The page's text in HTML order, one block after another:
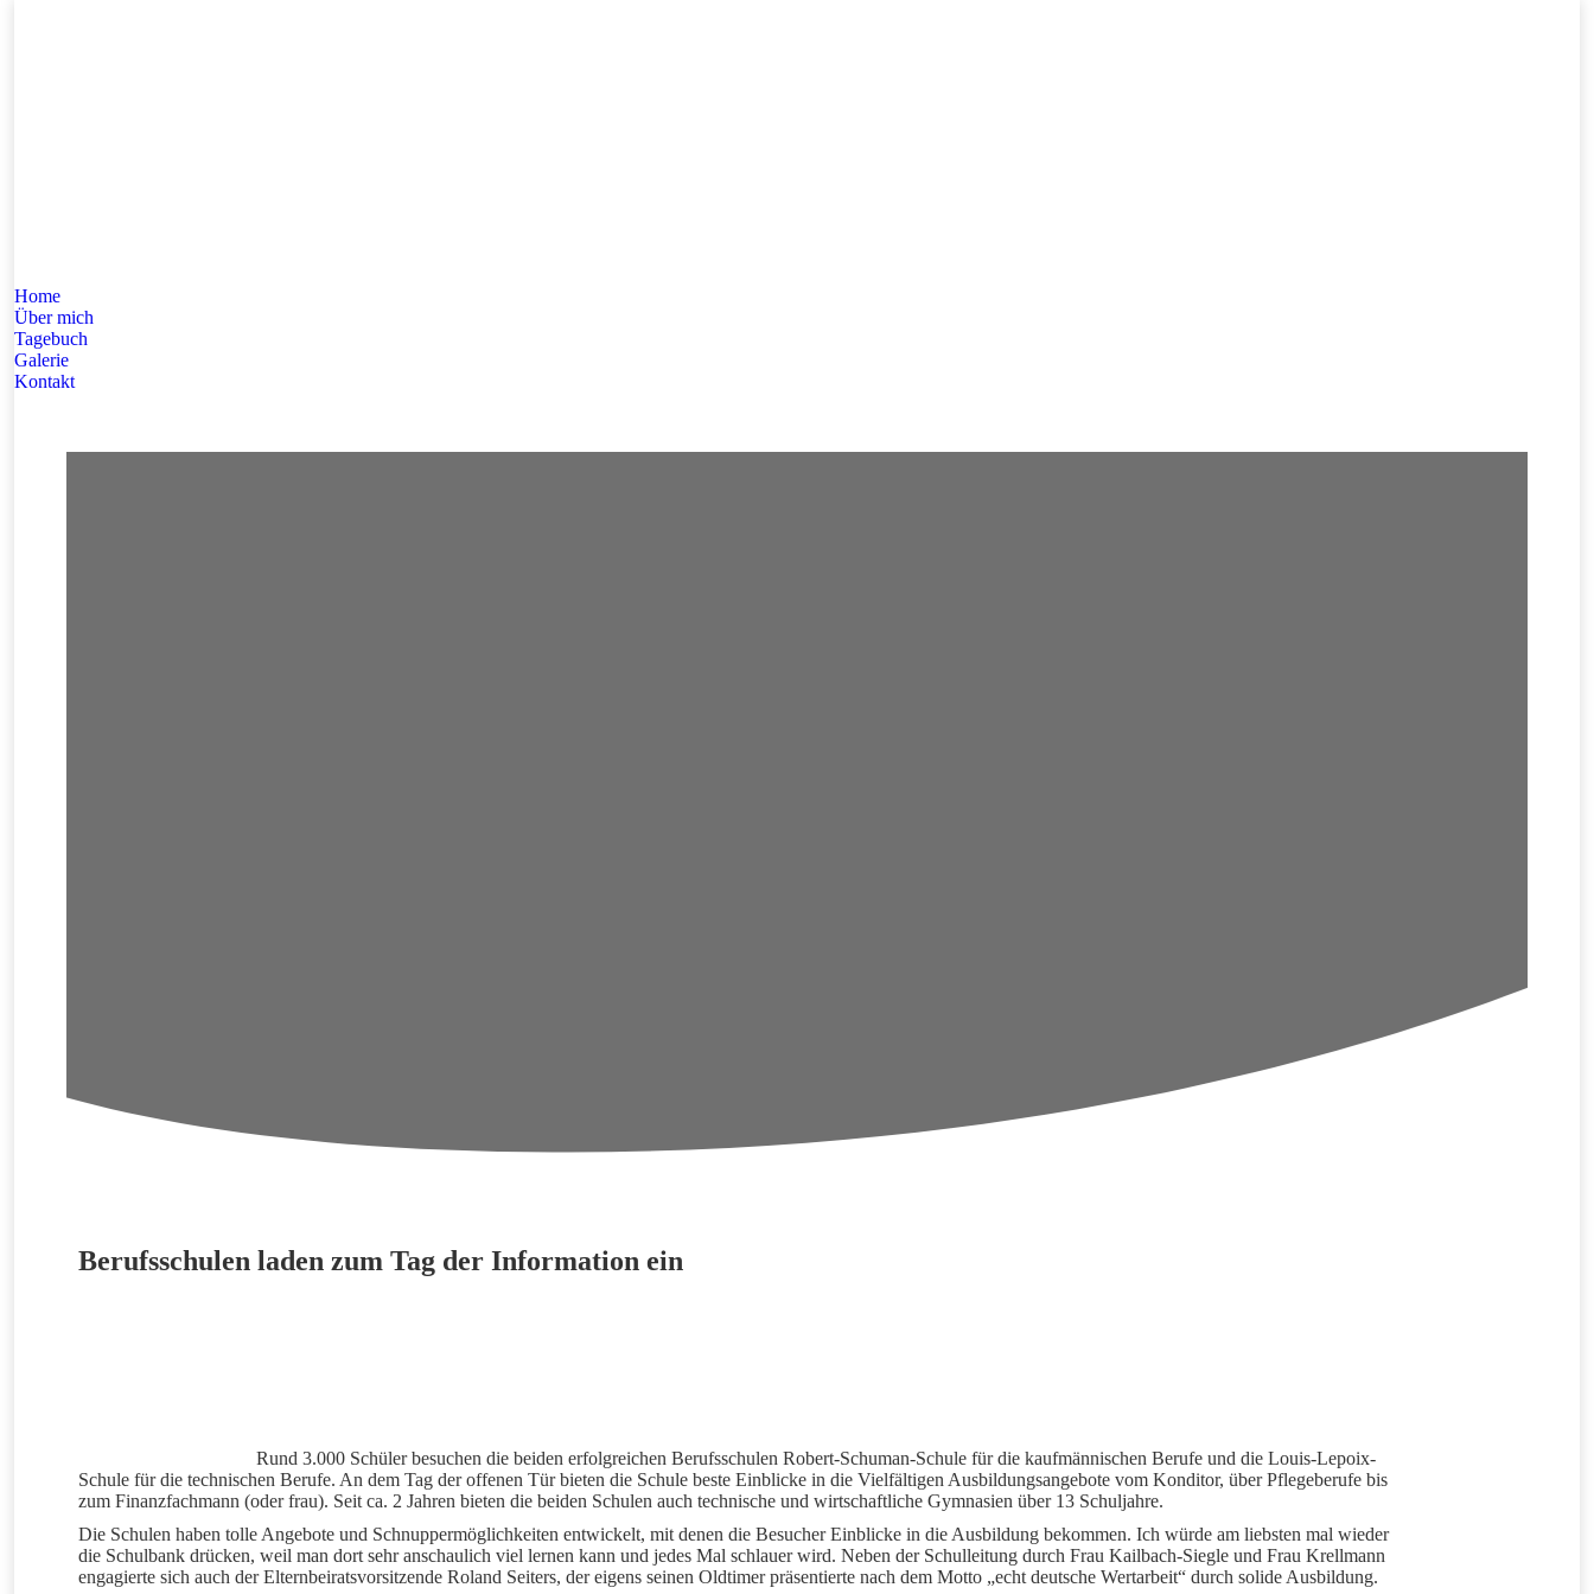
Home
Über mich
Tagebuch
Galerie
Kontakt
Berufsschulen laden zum Tag der Information ein
Rund 3.000 Schüler besuchen die beiden erfolgreichen Berufsschulen Robert-Schuman-Schule für die kaufmännischen Berufe und die Louis-Lepoix-
Schule für die technischen Berufe. An dem Tag der offenen Tür bieten die Schule beste Einblicke in die Vielfältigen Ausbildungsangebote vom Konditor, über Pflegeberufe bis
zum Finanzfachmann (oder frau). Seit ca. 2 Jahren bieten die beiden Schulen auch technische und wirtschaftliche Gymnasien über 13 Schuljahre.
Die Schulen haben tolle Angebote und Schnuppermöglichkeiten entwickelt, mit denen die Besucher Einblicke in die Ausbildung bekommen. Ich würde am liebsten mal wieder
die Schulbank drücken, weil man dort sehr anschaulich viel lernen kann und jedes Mal schlauer wird. Neben der Schulleitung durch Frau Kailbach-Siegle und Frau Krellmann
engagierte sich auch der Elternbeiratsvorsitzende Roland Seiters, der eigens seinen Oldtimer präsentierte nach dem Motto „echt deutsche Wertarbeit“ durch solide Ausbildung.